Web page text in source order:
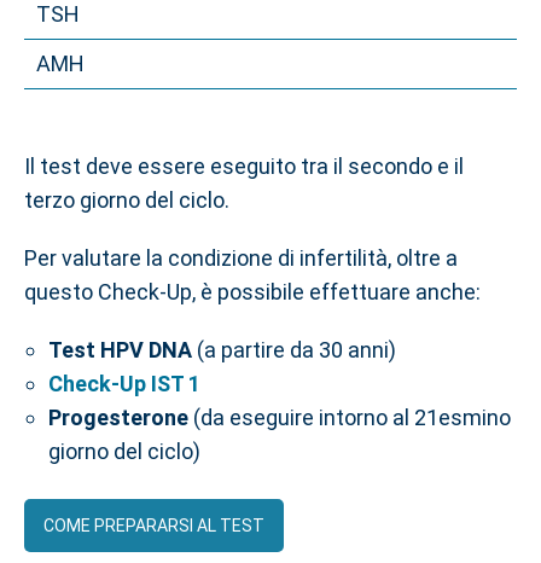
TSH
AMH
Il test deve essere eseguito tra il secondo e il
terzo giorno del ciclo.
Per valutare la condizione di infertilità, oltre a
questo Check-Up, è possibile effettuare anche:
Test HPV DNA (a partire da 30 anni)
Check-Up IST 1
Progesterone (da eseguire intorno al 21esmino
giorno del ciclo)
COME PREPARARSI AL TEST